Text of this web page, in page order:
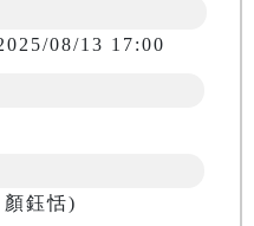
08/13 17:00
鈺恬)